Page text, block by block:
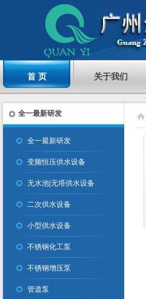
首 页 关于我们
全一最新研发
全一最新研发
变频恒压供水设备
无水池|无塔供水设备
二次供水设备
小型供水设备
不锈钢化工泵
不锈钢增压泵
管道泵